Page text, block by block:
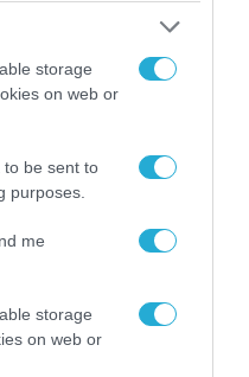
storage
on web or
to be sent to
purposes.
me
storage
on web orΑνελέητο
ουκρανικά FP-1 &